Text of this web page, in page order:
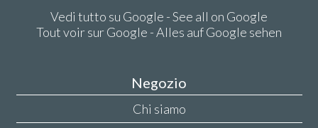
Vedi tutto su Google - See all on Google
Tout voir sur Google - Alles auf Google sehen
Negozio
Chi siamo